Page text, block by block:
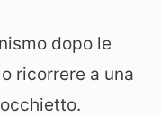
dopo le
ricorrere a una